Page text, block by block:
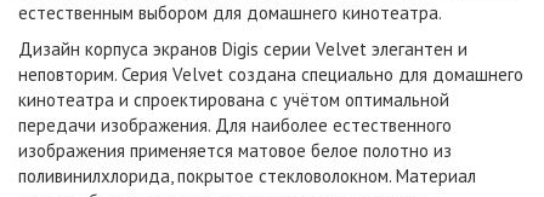
естественным выбором для домашнего кинотеатра.
Дизайн корпуса экранов Digis серии Velvet элегантен и
неповторим. Серия Velvet создана специально для домашнего
кинотеатра и спроектирована с учётом оптимальной
передачи изображения. Для наиболее естественного
изображения применяется матовое белое полотно из
поливинилхлорида, покрытое стекловолокном. Материал